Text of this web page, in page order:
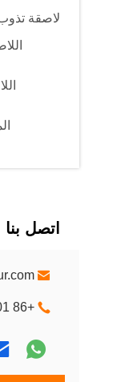
لاصقة
اتصل بنا
+86 17521661001